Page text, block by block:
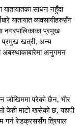
यातायातका साधन नहुँदा
यातायात व्यवसायीहरुसँग
प्रमुख
प्रमुख खत्री, अन्य
अबस्थाकाबारेमा अनुगमन
जोखिममा परेको छैन, भीर
केही माटो खसेको छ, यद्यपी
गर्न रेडक्रससँग त्रिपाल